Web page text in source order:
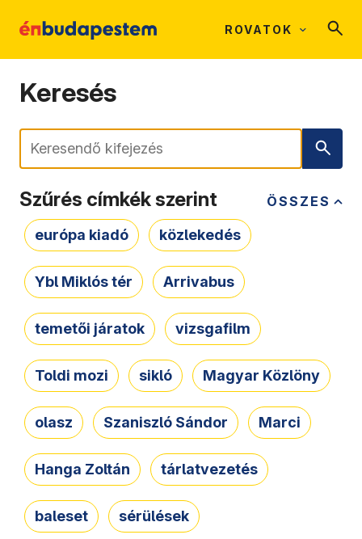
ROVATOK
Keresés
Keresés
ÖSSZES
Szűrés címkék szerint
európa kiadó közlekedés
Ybl Miklós tér Arrivabus
temetői járatok vizsgafilm
Toldi mozi sikló Magyar Közlöny
olasz Szaniszló Sándor Marci
Hanga Zoltán tárlatvezetés
baleset sérülések